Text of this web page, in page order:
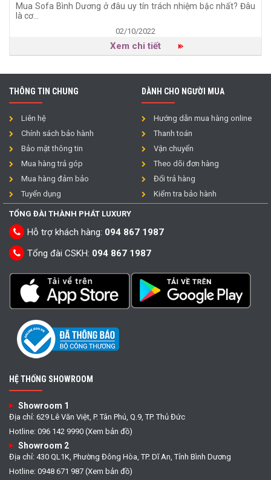
Mua Sofa Bình Dương ở đâu uy tín trách nhiệm bậc nhất? Đâu
là cơ...
02/10/2022
Xem chi tiết
THÔNG TIN CHUNG
Liên hệ
Chính sách bảo hành
Bảo mật thông tin
Mua hàng trả góp
Mua hàng đảm bảo
Tuyển dụng
DÀNH CHO NGƯỜI MUA
Hướng dẫn mua hàng online
Thanh toán
Vận chuyển
Theo dõi đơn hàng
Đổi trả hàng
Kiểm tra bảo hành
TỔNG ĐÀI THÀNH PHÁT LUXURY
Hỗ trợ khách hàng: 094 867 1987
Tổng đài CSKH: 094 867 1987
HỆ THỐNG SHOWROOM
Showroom 1
Địa chỉ: 629 Lê Văn Việt, P. Tân Phú, Q.9, TP. Thủ Đức
Hotline: 096 142 9990 (Xem bản đồ)
Showroom 2
Địa chỉ: 430 QL1K, Phường Đông Hòa, TP. Dĩ An, Tỉnh Bình Dương
Hotline: 0948 671 987 (Xem bản đồ)